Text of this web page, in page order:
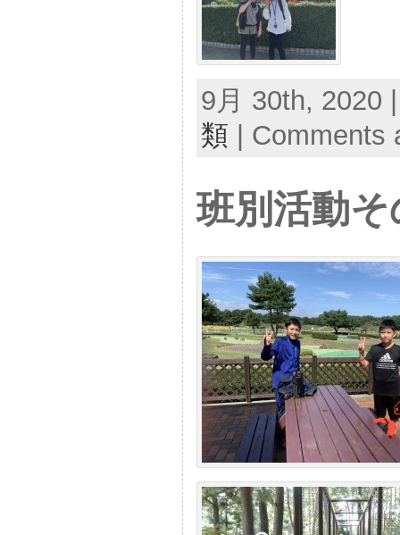
9月 30th, 2020
類
Comments
班別活動そ